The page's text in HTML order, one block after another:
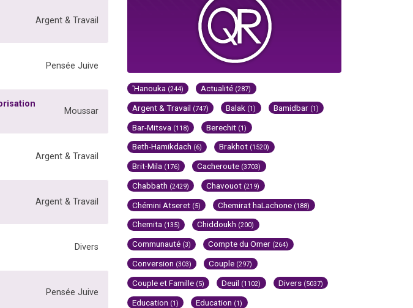
Argent & Travail
Pensée Juive
Moussar
Argent & Travail
Argent & Travail
Divers
Pensée Juive
'Hanouka (244) Actualité (287)
Argent & Travail (747) Balak (1) Bamidbar (1)
Bar-Mitsva (118) Berechit (1)
Beth-Hamikdach (6) Brakhot (1520)
Brit-Mila (176) Cacheroute (3703)
Chabbath (2429) Chavouot (219)
Chémini Atseret (5) Chemirat haLachone (188)
Chemita (135) Chiddoukh (200)
Communauté (3) Compte du Omer (264)
Conversion (303) Couple (297)
Couple et Famille (5) Deuil (1102) Divers (5037)
Education (1) Education (1)